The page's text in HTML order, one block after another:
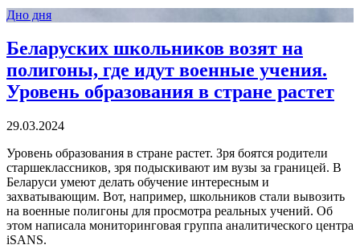
Дно дня
Беларуских школьников возят на
полигоны, где идут военные учения.
Уровень образования в стране растет
29.03.2024
Уровень образования в стране растет. Зря боятся родители
старшеклассников, зря подыскивают им вузы за границей. В
Беларуси умеют делать обучение интересным и
захватывающим. Вот, например, школьников стали вывозить
на военные полигоны для просмотра реальных учений. Об
этом написала мониторинговая группа аналитического центра
iSANS.